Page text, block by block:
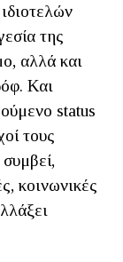
της
αλλά και
Και
status
τους
κοινωνικές